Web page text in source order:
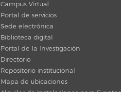
Campus Virtual
Portal de servicios
Sede electrónica
Biblioteca digital
Portal de la Investigación
Directorio
Repositorio institucional
Mapa de ubicaciones